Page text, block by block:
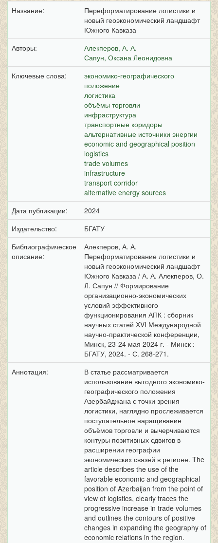
Название:
Переформатирование логистики и
новый геоэкономический ландшафт
Южного Кавказа
Авторы:
Алекперов, А. А.
Сапун, Оксана Леонидовна
Ключевые слова:
экономико-географического
положение
логистика
объёмы торговли
инфраструктура
транспортные коридоры
альтернативные источники энергии
economic and geographical position
logistics
trade volumes
infrastructure
transport corridor
alternative energy sources
Дата публикации:
2024
Издательство:
БГАТУ
Библиографическое
описание:
Алекперов, А. А.
Переформатирование логистики и
новый геоэкономический ландшафт
Южного Кавказа / А. А. Алекперов, О.
Л. Сапун // Формирование
организационно-экономических
условий эффективного
функционирования АПК : сборник
научных статей XVI Международной
научно-практической конференции,
Минск, 23-24 мая 2024 г. - Минск :
БГАТУ, 2024. - С. 268-271.
Аннотация:
В статье рассматривается
использование выгодного экономико-
географического положения
Азербайджана с точки зрения
логистики, наглядно прослеживается
поступательное наращивание
объёмов торговли и вычерчиваются
контуры позитивных сдвигов в
расширении географии
экономических связей в регионе. The
article describes the use of the
favorable economic and geographical
position of Azerbaijan from the point of
view of logistics, clearly traces the
progressive increase in trade volumes
and outlines the contours of positive
changes in expanding the geography of
economic relations in the region.